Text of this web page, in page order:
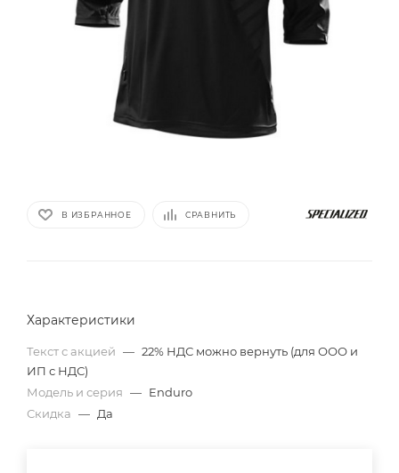
В ИЗБРАННОЕ СРАВНИТЬ
Характеристики
Текст с акцией — 22% НДС можно вернуть (для ООО и
ИП с НДС)
Модель и серия — Enduro
Скидка — Да